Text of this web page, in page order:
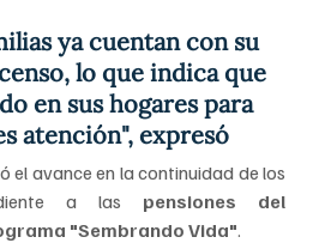
ya cuentan con su
lo que indica que
en sus hogares para
atención", expresó
el avance en la continuidad de los
a las pensiones del
"Sembrando Vida".